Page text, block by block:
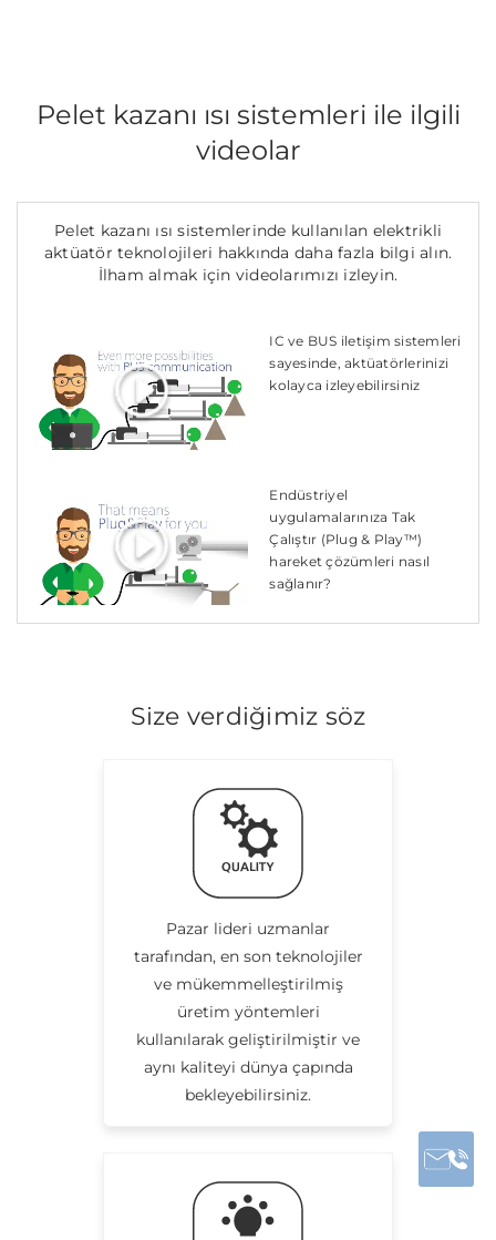
Pelet kazanı ısı sistemleri ile ilgili
videolar
Pelet kazanı ısı sistemlerinde kullanılan elektrikli
aktüatör teknolojileri hakkında daha fazla bilgi alın.
İlham almak için videolarımızı izleyin.
IC ve BUS iletişim sistemleri
sayesinde, aktüatörlerinizi
kolayca izleyebilirsiniz
Endüstriyel
uygulamalarınıza Tak
Çalıştır (Plug & Play™)
hareket çözümleri nasıl
sağlanır?
Size verdiğimiz söz
Pazar lideri uzmanlar
tarafından, en son teknolojiler
ve mükemmelleştirilmiş
üretim yöntemleri
kullanılarak geliştirilmiştir ve
aynı kaliteyi dünya çapında
bekleyebilirsiniz.